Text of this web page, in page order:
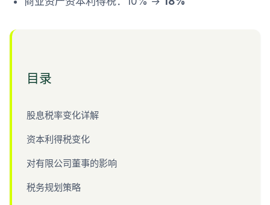
目录
股息税率变化详解
资本利得税变化
对有限公司董事的影响
税务规划策略